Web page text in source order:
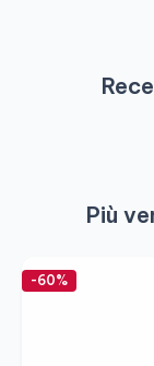
Più
-60%